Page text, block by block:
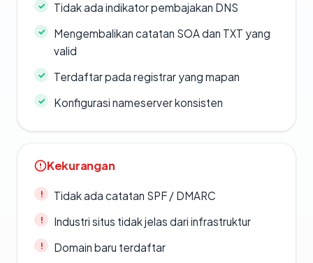
Tidak ada indikator pembajakan DNS
Mengembalikan catatan SOA dan TXT yang
valid
Terdaftar pada registrar yang mapan
Konfigurasi nameserver konsisten
Kekurangan
Tidak ada catatan SPF / DMARC
Industri situs tidak jelas dari infrastruktur
Domain baru terdaftar